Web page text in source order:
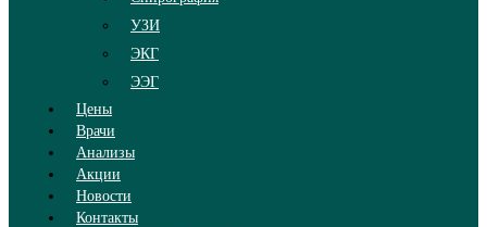
УЗИ
ЭКГ
ЭЭГ
Цены
Врачи
Анализы
Акции
Новости
Контакты